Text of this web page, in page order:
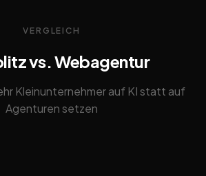
VERGLEICH
vs. Webagentur
Kleinunternehmer auf KI statt auf
Agenturen setzen